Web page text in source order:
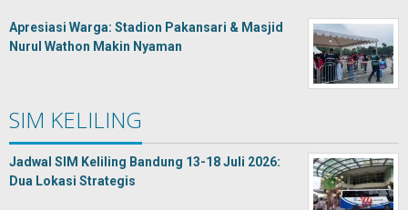
Apresiasi Warga: Stadion Pakansari & Masjid
Nurul Wathon Makin Nyaman
SIM KELILING
Jadwal SIM Keliling Bandung 13-18 Juli 2026:
Dua Lokasi Strategis